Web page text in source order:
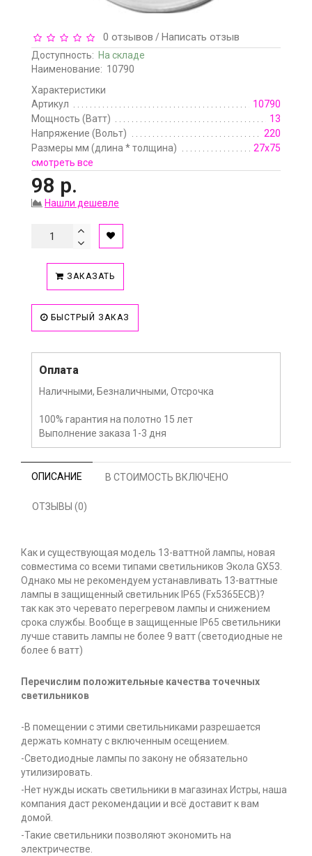
0 отзывов /Написать отзыв
Доступность: На складе
Наименование: 10790
Характеристики
Артикул
10790
Мощность (Ватт)
13
Напряжение (Вольт)
220
Размеры мм (длина * толщина)
27х75
смотреть все
98 р.
Нашли дешевле
ЗАКАЗАТЬ
БЫСТРЫЙ ЗАКАЗ
Оплата
Наличными, Безналичными, Отсрочка
100% гарантия на полотно 15 лет
Выполнение заказа 1-3 дня
ОПИСАНИЕ В СТОИМОСТЬ ВКЛЮЧЕНО
ОТЗЫВЫ (0)
Как и существующая модель 13-ваттной лампы, новая
совместима со всеми типами светильников Экола GX53.
Однако мы не рекомендуем устанавливать 13-ваттные
лампы в защищенный светильник IP65 (Fx5365ECB)?
так как это черевато перегревом лампы и снижением
срока службы. Вообще в защищенные IP65 светильники
лучше ставить лампы не более 9 ватт (светодиодные не
более 6 ватт)
Перечислим положительные качества точечных
светильников
-В помещении с этими светильниками разрешается
держать комнату с включенным осещением.
-Светодиодные лампы по закону не обязательно
утилизировать.
-Нет нужды искать светильники в магазинах Истры, наша
компания даст рекомендации и всё доставит к вам
домой.
-Такие светильники позволяют экономить на
электричестве.